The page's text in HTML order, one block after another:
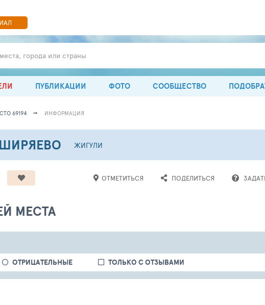
города или страны
ПУБЛИКАЦИИ ФОТО СООБЩЕСТВО
69194 ИНФОРМАЦИЯ
ЖИГУЛИ
ОТМЕТИТЬСЯ ПОДЕЛИТЬСЯ
МЕСТА
ОТРИЦАТЕЛЬНЫЕ ТОЛЬКО С ОТЗЫВАМИ